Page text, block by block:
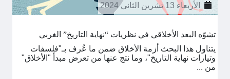
الأربعاء 13 تشرين الثاني 2024
تشوّه البعد الأخلاقي في نظريات “نهاية التاريخ” الغربي
يتناول هذا البحث أزمة الأخلاق ضمن ما عُرف بـ"فلسفات
وتيارات نهاية التاريخ"، وما نتج عنها من تعرض مبدأ "الأخلاق"
من ...